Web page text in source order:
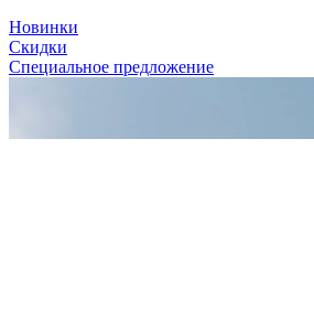
Новинки
Скидки
Специальное предложение